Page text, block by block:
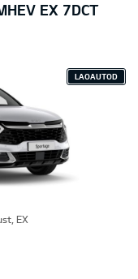
EX 7DCT
LAOAUTOD
EX